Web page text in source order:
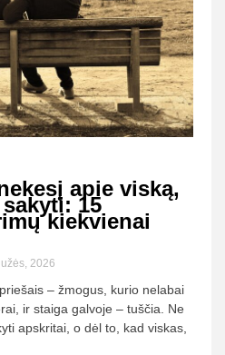
apie viską,
15
kiekvienai
2026
– žmogus, kurio nelabai
ir staiga galvoje – tuščia. Ne
apskritai, o dėl to, kad viskas,